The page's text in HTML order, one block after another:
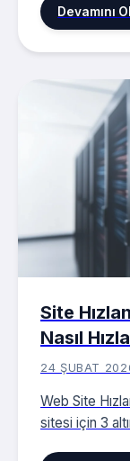
Devamını
Site
Nasıl
24 ŞUBAT
Web Site
sitesi için 3